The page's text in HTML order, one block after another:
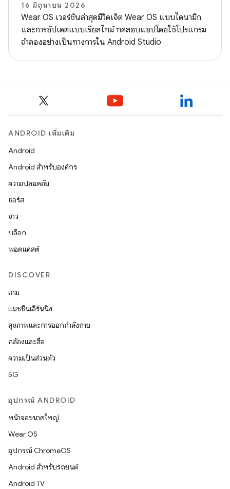
16 มิถุนายน 2026
Wear OS เวอร์ชันล่าสุดมีวิดเจ็ต Wear OS แบบไดนามิก
และการอัปเดตแบบเรียลไทม์ ทดสอบแอปโดยใช้โปรแกรม
จำลองอย่างเป็นทางการใน Android Studio
ANDROID เพิ่มเติม
Android
Android สำหรับองค์กร
ความปลอดภัย
ซอร์ส
ข่าว
บล็อก
พอดแคสต์
DISCOVER
เกม
แมชชีนเลิร์นนิง
สุขภาพและการออกกำลังกาย
กล้องและสื่อ
ความเป็นส่วนตัว
5G
อุปกรณ์ ANDROID
หน้าจอขนาดใหญ่
Wear OS
อุปกรณ์ ChromeOS
Android สำหรับรถยนต์
Android TV